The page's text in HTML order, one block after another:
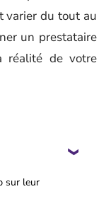
varier du tout au
un prestataire
réalité de votre
sur leur